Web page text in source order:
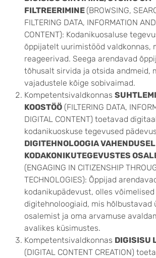
FILTREERIMINE (BROWSING,
FILTERING DATA, INFORMATION
CONTENT): Kodanikuosaluse
õppijatelt uurimistööd valdkonnas,
reageerivad. Seega arendavad
tõhusalt sirvida ja otsida andmeid,
vajadustele kõige sobivaimad.
Kompetentsivaldkonnas
KOOSTÖÖ (FILTERING DATA,
DIGITAL CONTENT) toetavad
kodanikuoskuse tegevused
DIGITEHNOLOOGIA VAHENDUSEL
KODAKONIKUTEGEVUSTES
(ENGAGING IN CITIZENSHIP
TECHNOLOGIES): Õppijad
kodanikupädevust, olles
digitehnoloogiaid, mis hõlbustavad
osalemist ja oma arvamuse
avalikes küsimustes.
Kompetentsivaldkonnas DIGISISU
(DIGITAL CONTENT CREATION)